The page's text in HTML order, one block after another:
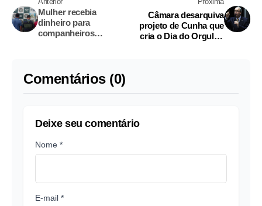
Mulher recebia
dinheiro para
companheiros
Câmara desarquiva
projeto de Cunha que
cria o Dia do Orgulho
Comentários (0)
Deixe seu comentário
Nome *
E-mail *